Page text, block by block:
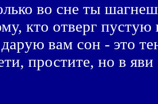
во сне ты
кто отверг пустую
вам сон - это
простите, но в